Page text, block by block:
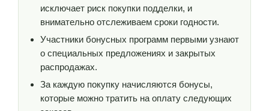
исключает риск покупки подделки, и
внимательно отслеживаем сроки годности.
Участники бонусных программ первыми узнают
о специальных предложениях и закрытых
распродажах.
За каждую покупку начисляются бонусы,
которые можно тратить на оплату следующих